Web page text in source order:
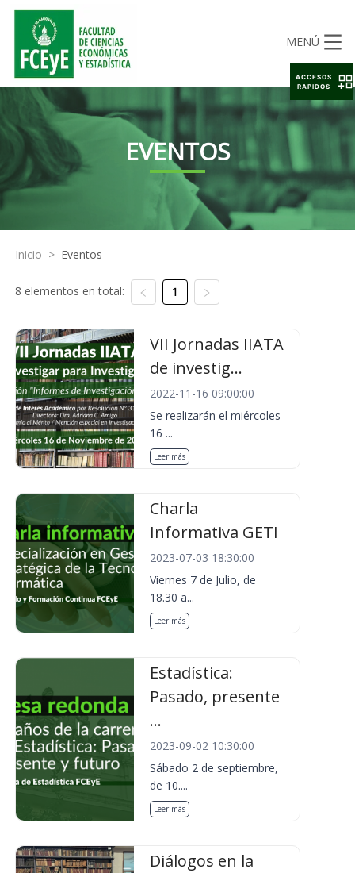
MENÚ
EVENTOS
Inicio > Eventos
8 elementos en total: 1
VII Jornadas IIATA
de investig...
2022-11-16 09:00:00
Se realizarán el miércoles
16 ...
Leer más
Charla
Informativa GETI
2023-07-03 18:30:00
Viernes 7 de Julio, de
18.30 a...
Leer más
Estadística:
Pasado, presente
...
2023-09-02 10:30:00
Sábado 2 de septiembre,
de 10....
Leer más
Diálogos en la
ACCESOS
RAPIDOS